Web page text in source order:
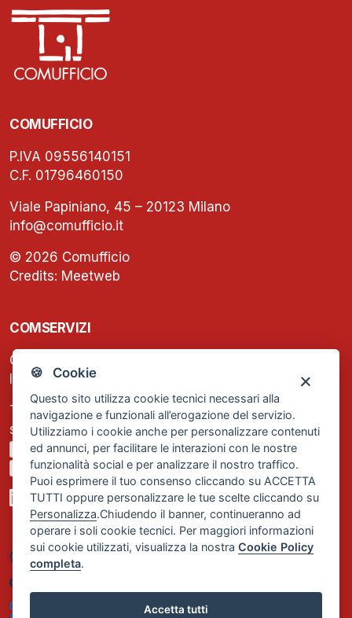
🍪 Cookie
Questo sito utilizza cookie tecnici necessari alla
navigazione e funzionali all’erogazione del servizio.
Utilizziamo i cookie anche per personalizzare contenuti
ed annunci, per facilitare le interazioni con le nostre
funzionalità social e per analizzare il nostro traffico.
Puoi esprimere il tuo consenso cliccando su ACCETTA
TUTTI oppure personalizzare le tue scelte cliccando su
Personalizza.Chiudendo il banner, continueranno ad
operare i soli cookie tecnici. Per maggiori informazioni
sui cookie utilizzati, visualizza la nostraCookie Policy
completa.
Accetta tutti
COMUFFICIO
P.IVA 09556140151
C.F. 01796460150
Viale Papiniano, 45 – 20123 Milano
info@comufficio.it
© 2026 Comufficio
Credits: Meetweb
COMSERVIZI
C.F. e P.IVA: 13474420158
Iscrizione REA Milano n. 1656740
Tel. +39 02 2838 1307
segreteria@comservizi.eu
Privacy Policy
Cookie Policy